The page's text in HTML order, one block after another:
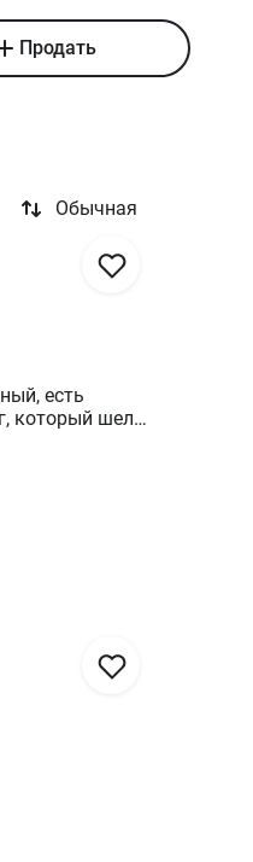
Продать
Обычная
есть
который шел